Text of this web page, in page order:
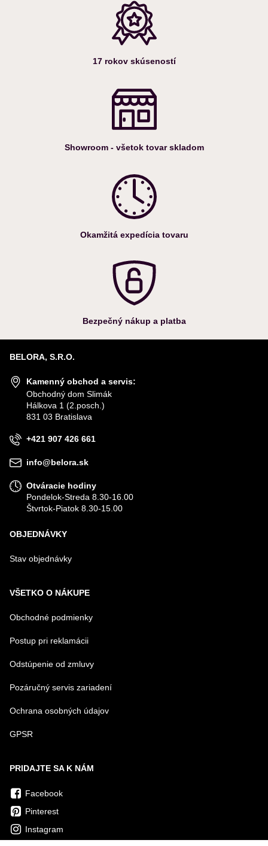
17 rokov skúseností
Showroom - všetok tovar skladom
Okamžitá expedícia tovaru
Bezpečný nákup a platba
BELORA, S.R.O.
Kamenný obchod a servis:
Obchodný dom Slimák
Hálkova 1 (2.posch.)
831 03 Bratislava
+421 907 426 661
info@belora.sk
Otváracie hodiny
Pondelok-Streda 8.30-16.00
Štvrtok-Piatok 8.30-15.00
OBJEDNÁVKY
Stav objednávky
VŠETKO O NÁKUPE
Obchodné podmienky
Postup pri reklamácii
Odstúpenie od zmluvy
Pozáručný servis zariadení
Ochrana osobných údajov
GPSR
PRIDAJTE SA K NÁM
Facebook
Pinterest
Instagram